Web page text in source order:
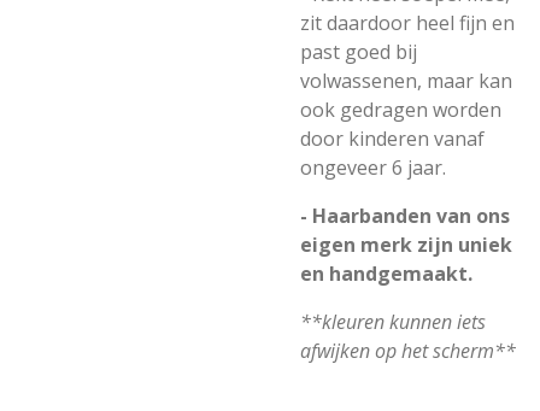
zit daardoor heel fijn en
past goed bij
volwassenen, maar kan
ook gedragen worden
door kinderen vanaf
ongeveer 6 jaar.
- Haarbanden van ons
eigen merk zijn uniek
en handgemaakt.
**kleuren kunnen iets
afwijken op het scherm**